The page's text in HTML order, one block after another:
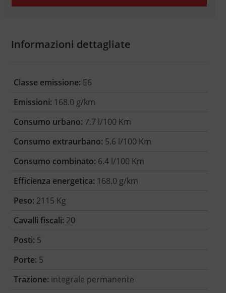
Informazioni dettagliate
Classe emissione: E6
Emissioni: 168.0 g/km
Consumo urbano: 7.7 l/100 Km
Consumo extraurbano: 5.6 l/100 Km
Consumo combinato: 6.4 l/100 Km
Efficienza energetica: 168.0 g/km
Peso: 2115 Kg
Cavalli fiscali: 20
Posti: 5
Porte: 5
Trazione: integrale permanente